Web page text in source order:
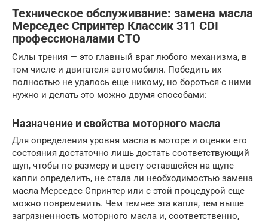
Техническое обслуживание: замена масла
Мерседес Спринтер Классик 311 CDI
профессионалами СТО
Силы трения — это главный враг любого механизма, в
том числе и двигателя автомобиля. Победить их
полностью не удалось еще никому, но бороться с ними
нужно и делать это можно двумя способами:
Назначение и свойства моторного масла
Для определения уровня масла в моторе и оценки его
состояния достаточно лишь достать соответствующий
щуп, чтобы по размеру и цвету оставшейся на щупе
капли определить, не стала ли необходимостью замена
масла Мерседес Спринтер или с этой процедурой еще
можно повременить. Чем темнее эта капля, тем выше
загрязненность моторного масла и, соответственно,